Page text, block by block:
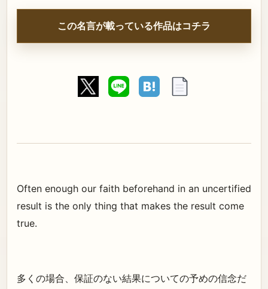
この名言が載っている作品はコチラ
Often enough our faith beforehand in an uncertified
result is the only thing that makes the result come
true.
多くの場合、保証のない結果についての予めの信念だ